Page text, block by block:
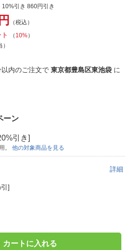
10%引き 860円引き
（税込）
（ 10%）
内のご注文で 東京都豊島区東池袋 に
ーン
引き]
。 他の対象商品を見る
詳細
]
カートに入れる